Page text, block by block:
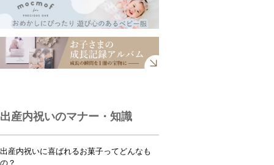
出産内祝いのマナー・知識
出産内祝いに喜ばれるお菓子ってどんなも
の？